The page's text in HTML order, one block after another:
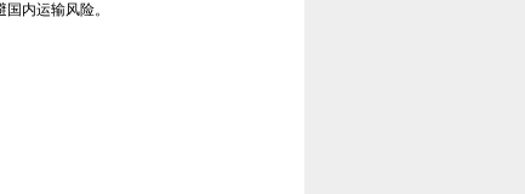
内运输风险。